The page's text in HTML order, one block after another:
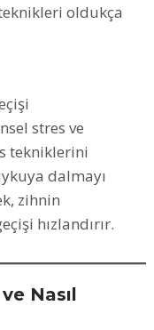
oldukça
stres ve
tekniklerini
dalmayı
zihnin
hızlandırır.
Nasıl